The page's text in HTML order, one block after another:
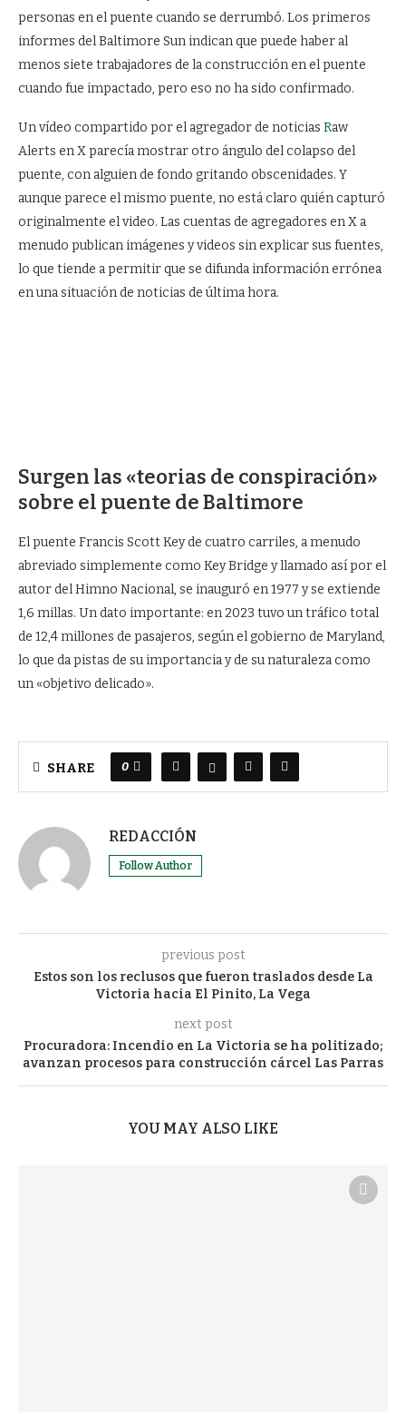
personas en el puente cuando se derrumbó. Los primeros
informes del Baltimore Sun indican que puede haber al
menos siete trabajadores de la construcción en el puente
cuando fue impactado, pero eso no ha sido confirmado.
Un vídeo compartido por el agregador de noticias Raw
Alerts en X parecía mostrar otro ángulo del colapso del
puente, con alguien de fondo gritando obscenidades. Y
aunque parece el mismo puente, no está claro quién capturó
originalmente el video. Las cuentas de agregadores en X a
menudo publican imágenes y videos sin explicar sus fuentes,
lo que tiende a permitir que se difunda información errónea
en una situación de noticias de última hora.
Surgen las «teorias de conspiración»
sobre el puente de Baltimore
El puente Francis Scott Key de cuatro carriles, a menudo
abreviado simplemente como Key Bridge y llamado así por el
autor del Himno Nacional, se inauguró en 1977 y se extiende
1,6 millas. Un dato importante: en 2023 tuvo un tráfico total
de 12,4 millones de pasajeros, según el gobierno de Maryland,
lo que da pistas de su importancia y de su naturaleza como
un «objetivo delicado».
SHARE 0
REDACCIÓN
Follow Author
previous post
Estos son los reclusos que fueron traslados desde La
Victoria hacia El Pinito, La Vega
next post
Procuradora: Incendio en La Victoria se ha politizado;
avanzan procesos para construcción cárcel Las Parras
YOU MAY ALSO LIKE